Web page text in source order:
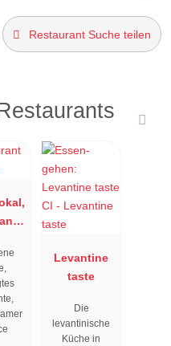
Restaurant Suche teilen
"
Levantine
taste
Die
levantinische
Küche in